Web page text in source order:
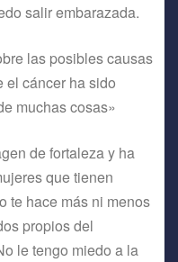
salir embarazada.
las posibles causas
el cáncer ha sido
muchas cosas»
de fortaleza y ha
que tienen
te hace más ni menos
propios del
le tengo miedo a la